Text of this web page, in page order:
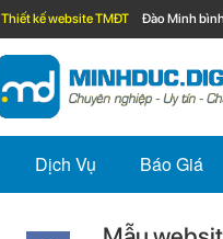
Thiết kế website TMĐT Đào Minh
Dịch Vụ Báo Giá